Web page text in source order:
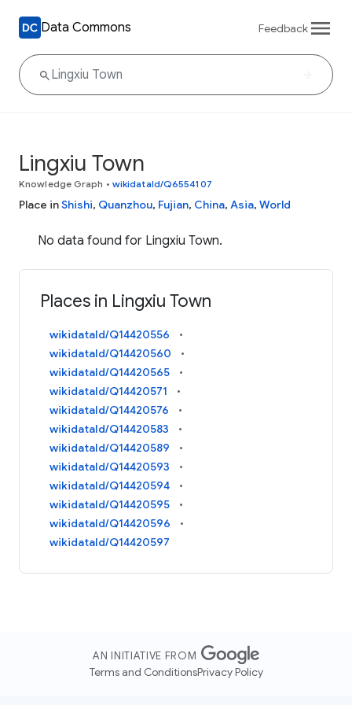
Data Commons Feedback
Lingxiu Town
Knowledge Graph • wikidataId/Q6554107
Place inShishi, Quanzhou, Fujian, China, Asia, World
No data found for Lingxiu Town.
Places in Lingxiu Town
wikidataId/Q14420556
wikidataId/Q14420560
wikidataId/Q14420565
wikidataId/Q14420571
wikidataId/Q14420576
wikidataId/Q14420583
wikidataId/Q14420589
wikidataId/Q14420593
wikidataId/Q14420594
wikidataId/Q14420595
wikidataId/Q14420596
wikidataId/Q14420597
AN INITIATIVE FROM
Terms and ConditionsPrivacy Policy